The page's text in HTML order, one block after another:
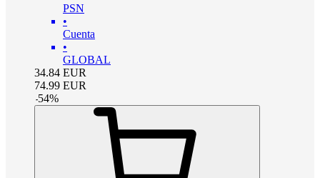
PSN
•
Cuenta
•
GLOBAL
34.84 EUR
74.99 EUR
-54%